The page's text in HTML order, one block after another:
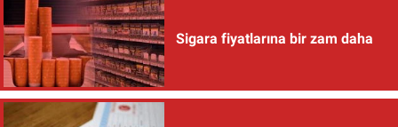
Sigara fiyatlarına bir zam daha